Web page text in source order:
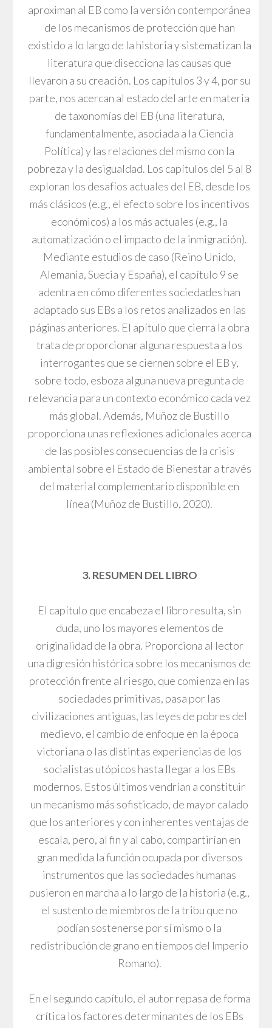
aproximan al EB como la versión contemporánea
de los mecanismos de protección que han
existido a lo largo de la historia y sistematizan la
literatura que disecciona las causas que
llevaron a su creación. Los capítulos 3 y 4, por su
parte, nos acercan al estado del arte en materia
de taxonomías del EB (una literatura,
fundamentalmente, asociada a la Ciencia
Política) y las relaciones del mismo con la
pobreza y la desigualdad. Los capítulos del 5 al 8
exploran los desafíos actuales del EB, desde los
más clásicos (e.g., el efecto sobre los incentivos
económicos) a los más actuales (e.g., la
automatización o el impacto de la inmigración).
Mediante estudios de caso (Reino Unido,
Alemania, Suecia y España), el capítulo 9 se
adentra en cómo diferentes sociedades han
adaptado sus EBs a los retos analizados en las
páginas anteriores. El apítulo que cierra la obra
trata de proporcionar alguna respuesta a los
interrogantes que se ciernen sobre el EB y,
sobre todo, esboza alguna nueva pregunta de
relevancia para un contexto económico cada vez
más global. Además, Muñoz de Bustillo
proporciona unas reflexiones adicionales acerca
de las posibles consecuencias de la crisis
ambiental sobre el Estado de Bienestar a través
del material complementario disponible en
línea (Muñoz de Bustillo, 2020).
3. RESUMEN DEL LIBRO
El capítulo que encabeza el libro resulta, sin
duda, uno los mayores elementos de
originalidad de la obra. Proporciona al lector
una digresión histórica sobre los mecanismos de
protección frente al riesgo, que comienza en las
sociedades primitivas, pasa por las
civilizaciones antiguas, las leyes de pobres del
medievo, el cambio de enfoque en la época
victoriana o las distintas experiencias de los
socialistas utópicos hasta llegar a los EBs
modernos. Estos últimos vendrían a constituir
un mecanismo más sofisticado, de mayor calado
que los anteriores y con inherentes ventajas de
escala, pero, al fin y al cabo, compartirían en
gran medida la función ocupada por diversos
instrumentos que las sociedades humanas
pusieron en marcha a lo largo de la historia (e.g.,
el sustento de miembros de la tribu que no
podían sostenerse por sí mismo o la
redistribución de grano en tiempos del Imperio
Romano).
En el segundo capítulo, el autor repasa de forma
crítica los factores determinantes de los EBs